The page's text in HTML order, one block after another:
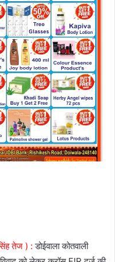
तेज ) : डोईवाला कोतवाली